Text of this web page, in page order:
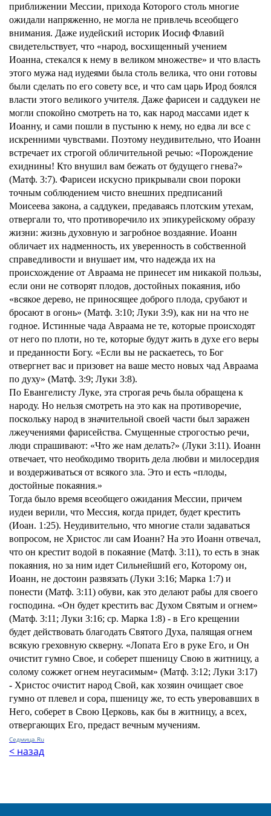
приближении Мессии, прихода Которого столь многие
ожидали напряженно, не могла не привлечь всеобщего
внимания. Даже иудейский историк Иосиф Флавий
свидетельствует, что «народ, восхищенный учением
Иоанна, стекался к нему в великом множестве» и что власть
этого мужа над иудеями была столь велика, что они готовы
были сделать по его совету все, и что сам царь Ирод боялся
власти этого великого учителя. Даже фарисеи и саддукеи не
могли спокойно смотреть на то, как народ массами идет к
Иоанну, и сами пошли в пустыню к нему, но едва ли все с
искренними чувствами. Поэтому неудивительно, что Иоанн
встречает их строгой обличительной речью: «Порождение
ехиднины! Кто внушил вам бежать от будущего гнева?»
(Матф. 3:7). Фарисеи искусно прикрывали свои пороки
точным соблюдением чисто внешних предписаний
Моисеева закона, а саддукеи, предаваясь плотским утехам,
отвергали то, что противоречило их эпикурейскому образу
жизни: жизнь духовную и загробное воздаяние. Иоанн
обличает их надменность, их уверенность в собственной
справедливости и внушает им, что надежда их на
происхождение от Авраама не принесет им никакой пользы,
если они не сотворят плодов, достойных покаяния, ибо
«всякое дерево, не приносящее доброго плода, срубают и
бросают в огонь» (Матф. 3:10; Луки 3:9), как ни на что не
годное. Истинные чада Авраама не те, которые происходят
от него по плоти, но те, которые будут жить в духе его веры
и преданности Богу. «Если вы не раскаетесь, то Бог
отвергнет вас и призовет на ваше место новых чад Авраама
по духу» (Матф. 3:9; Луки 3:8).
По Евангелисту Луке, эта строгая речь была обращена к
народу. Но нельзя смотреть на это как на противоречие,
поскольку народ в значительной своей части был заражен
лжеучениями фарисейства. Смущенные строгостью речи,
люди спрашивают: «Что же нам делать?» (Луки 3:11). Иоанн
отвечает, что необходимо творить дела любви и милосердия
и воздерживаться от всякого зла. Это и есть «плоды,
достойные покаяния.»
Тогда было время всеобщего ожидания Мессии, причем
иудеи верили, что Мессия, когда придет, будет крестить
(Иоан. 1:25). Неудивительно, что многие стали задаваться
вопросом, не Христос ли сам Иоанн? На это Иоанн отвечал,
что он крестит водой в покаяние (Матф. 3:11), то есть в знак
покаяния, но за ним идет Сильнейший его, Которому он,
Иоанн, не достоин развязать (Луки 3:16; Марка 1:7) и
понести (Матф. 3:11) обуви, как это делают рабы для своего
господина. «Он будет крестить вас Духом Святым и огнем»
(Матф. 3:11; Луки 3:16; ср. Марка 1:8) - в Его крещении
будет действовать благодать Святого Духа, палящая огнем
всякую греховную скверну. «Лопата Его в руке Его, и Он
очистит гумно Свое, и соберет пшеницу Свою в житницу, а
солому сожжет огнем неугасимым» (Матф. 3:12; Луки 3:17)
- Христос очистит народ Свой, как хозяин очищает свое
гумно от плевел и сора, пшеницу же, то есть уверовавших в
Него, соберет в Свою Церковь, как бы в житницу, а всех,
отвергающих Его, предаст вечным мучениям.
Седмица.Ru
< назад